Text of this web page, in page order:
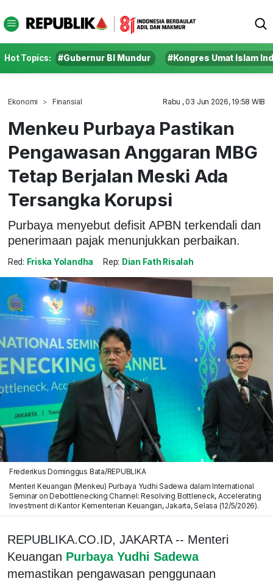
Hot Topics: #Gubernur BI Mundur #Kongres Umat Islam
Ekonomi Finansial Rabu , 03 Jun 2026, 19:58 WIB
Menkeu Purbaya Pastikan
Pengawasan Anggaran MBG
Tetap Berjalan Meski Ada
Tersangka Korupsi
Purbaya menyebut defisit APBN terkendali dan
penerimaan pajak menunjukkan perbaikan.
Red: Friska Yolandha Rep: Dian Fath Risalah
Frederikus Dominggus Bata/REPUBLIKA
Menteri Keuangan (Menkeu) Purbaya Yudhi Sadewa dalam International
Seminar on Debottlenecking Channel: Resolving Bottleneck, Accelerating
Investment di Kantor Kementerian Keuangan, Jakarta, Selasa (12/5/2026).
REPUBLIKA.CO.ID, JAKARTA -- Menteri
Keuangan Purbaya Yudhi Sadewa
memastikan pengawasan penggunaan